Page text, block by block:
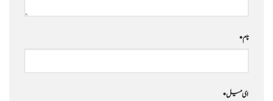
نام*
ای میل*